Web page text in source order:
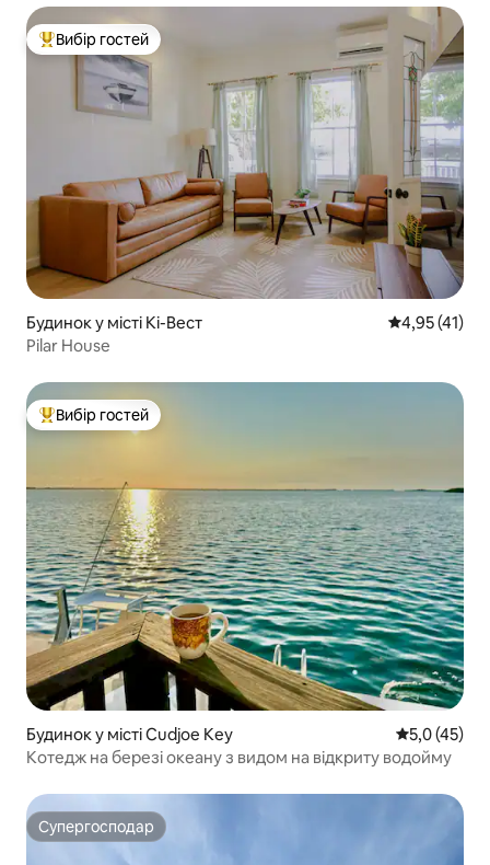
Топ вибір гостей
Вибір гостей
Будинок у місті Кі-Вест Середня
4,95 (41)
Pilar House
Топ вибір гостей
Вибір гостей
Будинок у місті Cudjoe Key Середня
5,0 (45)
Котедж на березі океану з видом на відкриту водойму
Супергосподар
Супергосподар